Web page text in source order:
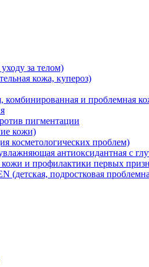
за телом)
кожа, купероз)
и проблемная
пигментации
кожи)
косметологических проблем)
антиоксидантная с
и профилактики первых
подростковая